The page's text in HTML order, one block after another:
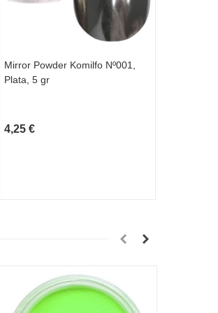
Mirror Powder Komilfo Nº001,
Plata, 5 gr
4,25 €